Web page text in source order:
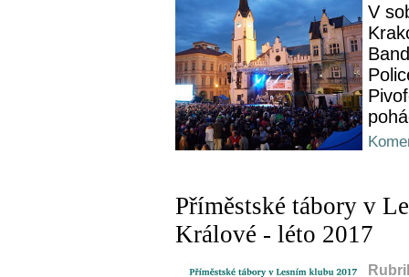
V
Příměstské tábory v
Králové - léto 2017